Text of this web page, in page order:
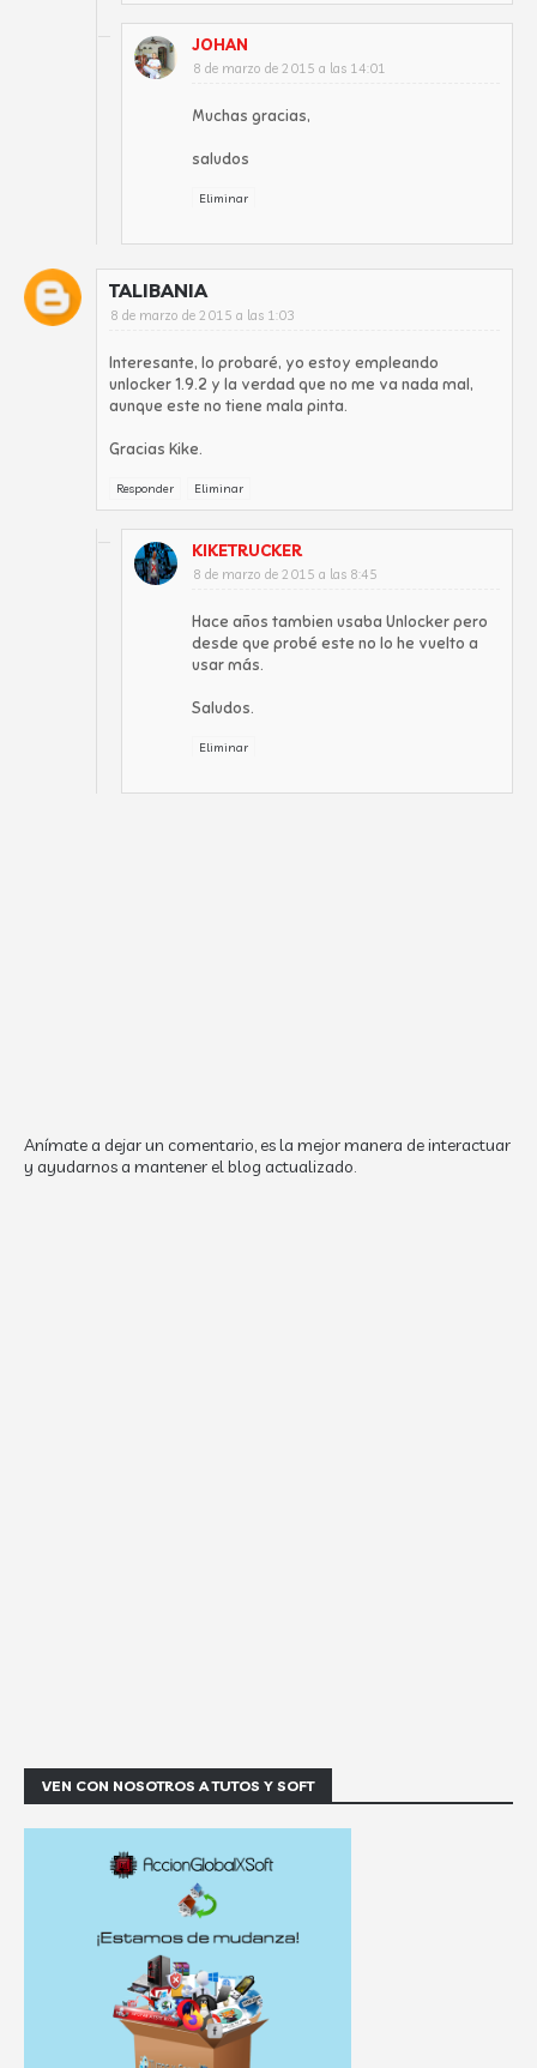
JOHAN
8 de marzo de 2015 a las 14:01
Muchas gracias,
saludos
Eliminar
TALIBANIA
8 de marzo de 2015 a las 1:03
Interesante, lo probaré, yo estoy empleando
unlocker 1.9.2 y la verdad que no me va nada mal,
aunque este no tiene mala pinta.
Gracias Kike.
Responder Eliminar
KIKETRUCKER
8 de marzo de 2015 a las 8:45
Hace años tambien usaba Unlocker pero
desde que probé este no lo he vuelto a
usar más.
Saludos.
Eliminar
Anímate a dejar un comentario, es la mejor manera de interactuar
y ayudarnos a mantener el blog actualizado.
VEN CON NOSOTROS A TUTOS Y SOFT